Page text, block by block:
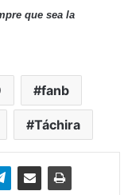
que sea la
fanb
Táchira